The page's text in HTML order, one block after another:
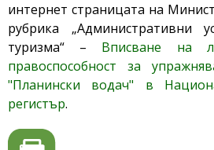
интернет страницата на
рубрика „Административни
туризма“ – Вписване на
правоспособност за
"Планински водач" в
регистър.